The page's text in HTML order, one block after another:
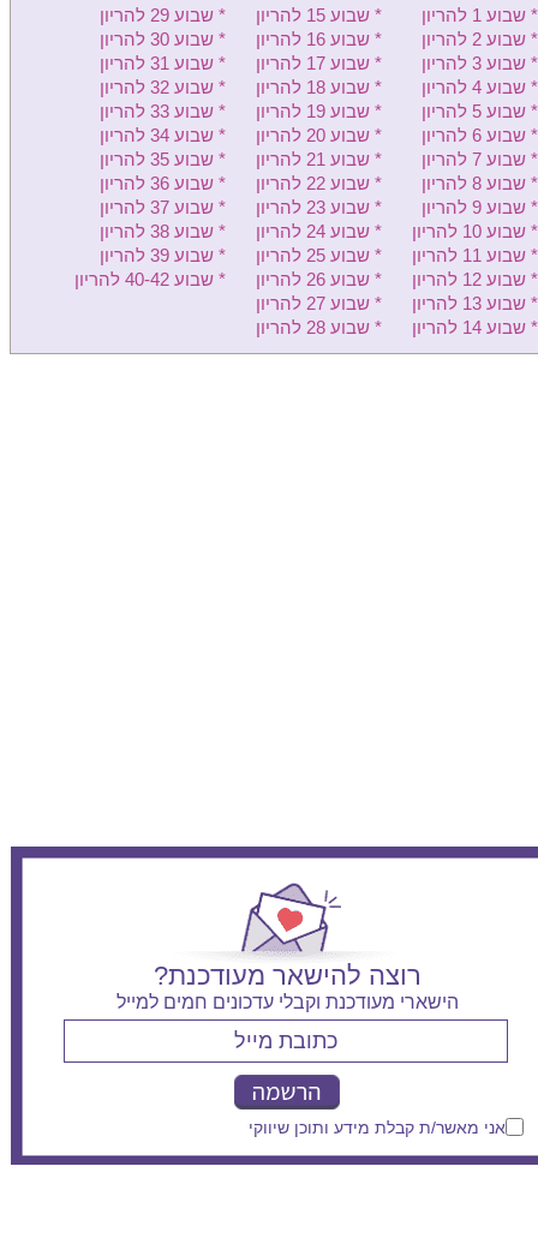
העמק - יולדות
שיבא - יולדות
מעייני הישועה - יולדות
קפלן - יולדות
מאיר - יולדות
הלל יפה - יולדות
לניאדו - יולדות
רמב"ם יולדות
* שבוע 1 להריון
* שבוע 2 להריון
* שבוע 3 להריון
* שבוע 4 להריון
* שבוע 5 להריון
* שבוע 6 להריון
* שבוע 7 להריון
* שבוע 8 להריון
* שבוע 9 להריון
* שבוע 10 להריון
* שבוע 11 להריון
* שבוע 12 להריון
* שבוע 13 להריון
* שבוע 14 להריון
* שבוע 15 להריון
* שבוע 16 להריון
* שבוע 17 להריון
* שבוע 18 להריון
* שבוע 19 להריון
* שבוע 20 להריון
* שבוע 21 להריון
* שבוע 22 להריון
* שבוע 23 להריון
* שבוע 24 להריון
* שבוע 25 להריון
* שבוע 26 להריון
* שבוע 27 להריון
* שבוע 28 להריון
* שבוע 29 להריון
* שבוע 30 להריון
* שבוע 31 להריון
* שבוע 32 להריון
* שבוע 33 להריון
* שבוע 34 להריון
* שבוע 35 להריון
* שבוע 36 להריון
* שבוע 37 להריון
* שבוע 38 להריון
* שבוע 39 להריון
* שבוע 40-42 להריון
רוצה להישאר מעודכנת?
הישארי מעודכנת וקבלי עדכונים חמים למייל
אני מאשר/ת קבלת מידע ותוכן שיווקי